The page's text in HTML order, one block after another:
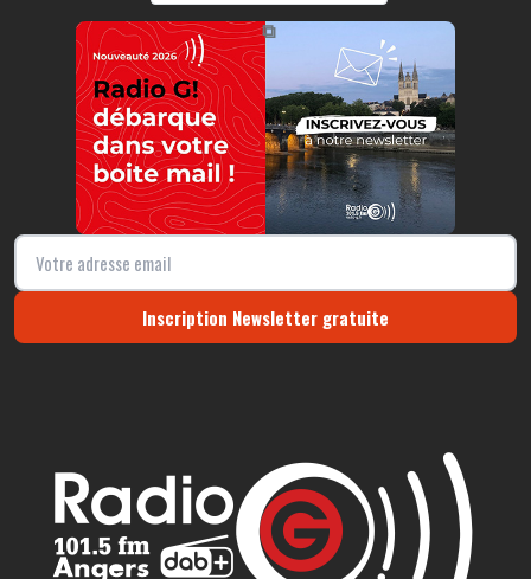
https://radio-g.fr?2076
⧉
Inscription Newsletter gratuite